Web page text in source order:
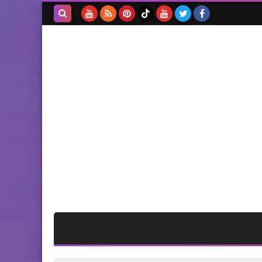
لبنان الحلاق يزور سفارة
فلسطين بيروت
الاحمد يلتقي المدير العام